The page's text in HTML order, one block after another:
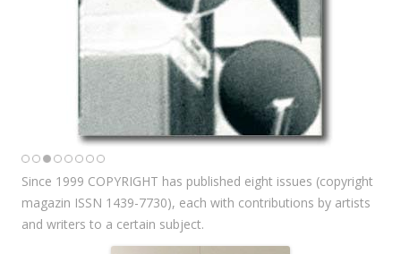
Since 1999 COPYRIGHT has published eight issues (copyright
magazin ISSN 1439-7730), each with contributions by artists
and writers to a certain subject.